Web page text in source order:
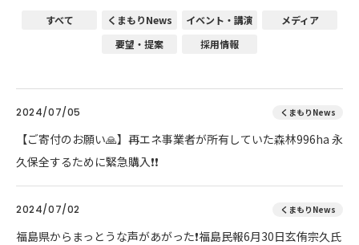
すべて くまもりNews イベント・講演
メディア
要望・提案
採用情報
2024/07/05 くまもりNews
【ご寄付のお願い🙏】再エネ事業者が所有していた森林996ha 永
久保全するために緊急購入❗❗
2024/07/02 くまもりNews
福島県からまっとうな声があがった❗福島民報6月30日玄侑宗久氏